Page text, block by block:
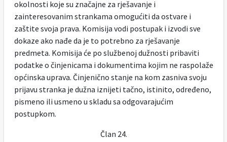
okolnosti koje su značajne za rješavanje i
zainteresovanim strankama omogućiti da ostvare i
zaštite svoja prava. Komisija vodi postupak i izvodi sve
dokaze ako nađe da je to potrebno za rješavanje
predmeta. Komisija će po službenoj dužnosti pribaviti
podatke o činjenicama i dokumentima kojim ne raspolaže
općinska uprava. Činjenično stanje na kom zasniva svoju
prijavu stranka je dužna iznijeti tačno, istinito, određeno,
pismeno ili usmeno u skladu sa odgovarajućim
postupkom.
Član 24.